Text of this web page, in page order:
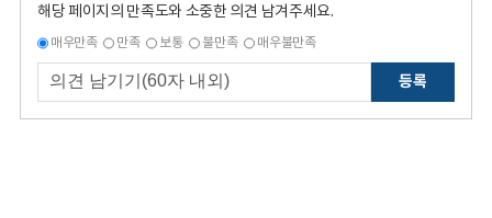
해당 페이지의 만족도와 소중한 의견 남겨주세요.
매우만족 만족 보통 불만족 매우불만족
등록